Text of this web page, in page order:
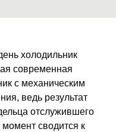
холодильник
современная
с механическим
ведь результат
отслужившего
момент сводится к